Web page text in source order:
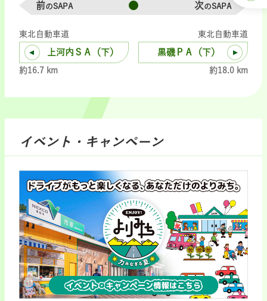
前のSAPA 次のSAPA
東北自動車道
上河内ＳＡ（下）
約16.7 km
東北自動車道
黒磯ＰＡ（下）
約18.0 km
イベント・キャンペーン